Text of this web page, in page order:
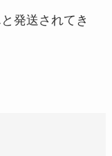
発送されてき